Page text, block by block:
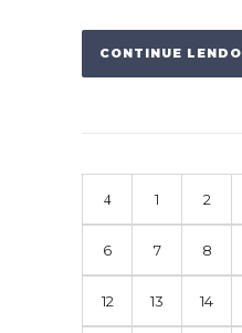
CONTINUE LENDO
1 2
6 7 8
12 13 14